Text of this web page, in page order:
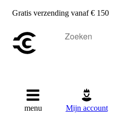
Gratis verzending vanaf € 150
menu Mijn account